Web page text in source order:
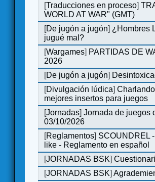
[Traducciones en proceso]
WORLD AT WAR" (GMT)
[De jugón a jugón] ¿Hombres
jugué mal?
[Wargames] PARTIDAS DE
2026
[De jugón a jugón]
[Divulgación lúdica]
mejores insertos para juegos
[Jornadas]Jornada de juegos
03/10/2026
[Reglamentos] SCOUNDREL
like - Reglamento en español
[JORNADAS BSK]
[JORNADAS BSK]